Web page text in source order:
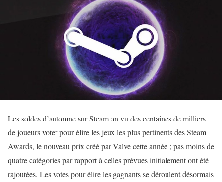
Les soldes d’automne sur Steam on vu des centaines de milliers
de joueurs voter pour élire les jeux les plus pertinents des Steam
Awards, le nouveau prix créé par Valve cette année ; pas moins de
quatre catégories par rapport à celles prévues initialement ont été
rajoutées. Les votes pour élire les gagnants se déroulent désormais